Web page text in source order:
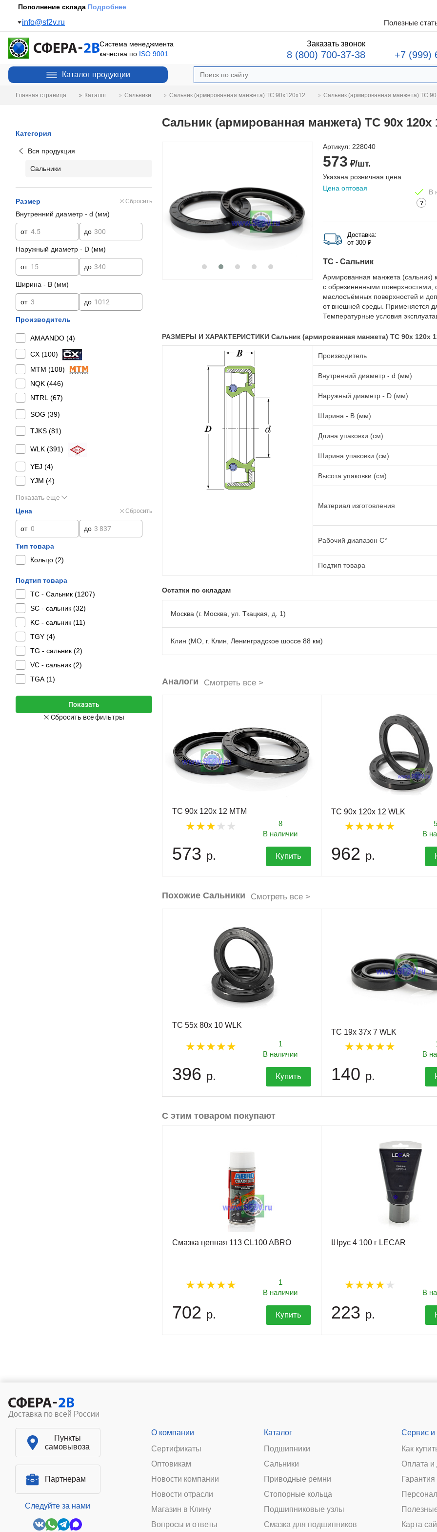
Пополнение склада Подробнее
info@sf2v.ru Полезные
Система менеджмента
качества по ISO 9001
Заказать звонок
8 (800) 700-37-38 +7 (999)
Каталог продукции
Главная страница Каталог Сальники Сальник (армированная манжета) TC 90x120x12 Сальник (армированная манжета) TC
Категория
Вся продукция
Сальники
Размер Сбросить
Внутренний диаметр - d (мм)
от до
Наружный диаметр - D (мм)
от до
Ширина - B (мм)
от до
Производитель
AMAANDO (4)
CX (100)
MTM (108)
NQK (446)
NTRL (67)
SOG (39)
TJKS (81)
WLK (391)
YEJ (4)
YJM (4)
Показать еще
Цена
Сбросить
от до
Тип товара
Кольцо (2)
Подтип товара
TC - Сальник (1207)
SC - сальник (32)
KC - сальник (11)
TGY (4)
TG - сальник (2)
VC - сальник (2)
TGA (1)
Сальник (армированная манжета) TC 90x 120x
Артикул: 228040
573 ₽/шт.
Указана розничная цена
Цена оптовая
В
?
Доставка:
от 300 ₽
TC - Сальник
Армированная манжета (сальник)
с обрезиненными поверхностями,
маслосъёмных поверхностей и
от внешней среды. Применяется
Температурные условия
РАЗМЕРЫ И ХАРАКТЕРИСТИКИ Сальник (армированная манжета) TC 90x 120x
Производитель
Внутренний диаметр - d (мм)
Наружный диаметр - D (мм)
Ширина - B (мм)
Длина упаковки (см)
Ширина упаковки (см)
Высота упаковки (см)
Материал изготовления
Рабочий диапазон C°
Подтип товара
Остатки по складам
Москва (г. Москва, ул. Ткацкая, д. 1)
Клин (МО, г. Клин, Ленинградское шоссе 88 км)
Аналоги Смотреть все >
TC 90x 120x 12 MTM
8
В наличии
573 р. Купить
TC 90x 120x 12 WLK
В
962 р.
Похожие Сальники Смотреть все >
TC 55x 80x 10 WLK
1
В наличии
396 р. Купить
TC 19x 37x 7 WLK
В
140 р.
С этим товаром покупают
Смазка цепная 113 CL100 ABRO
1
В наличии
702 р. Купить
Шрус 4 100 г LECAR
В
223 р.
Доставка по всей России
Пункты
самовывоза
Партнерам
Следуйте за нами
О компании
Сертификаты
Оптовикам
Новости компании
Новости отрасли
Магазин в Клину
Вопросы и ответы
Каталог
Подшипники
Сальники
Приводные ремни
Стопорные кольца
Подшипниковые узлы
Смазка для подшипников
Сервис и
Как
Оплата и
Карта